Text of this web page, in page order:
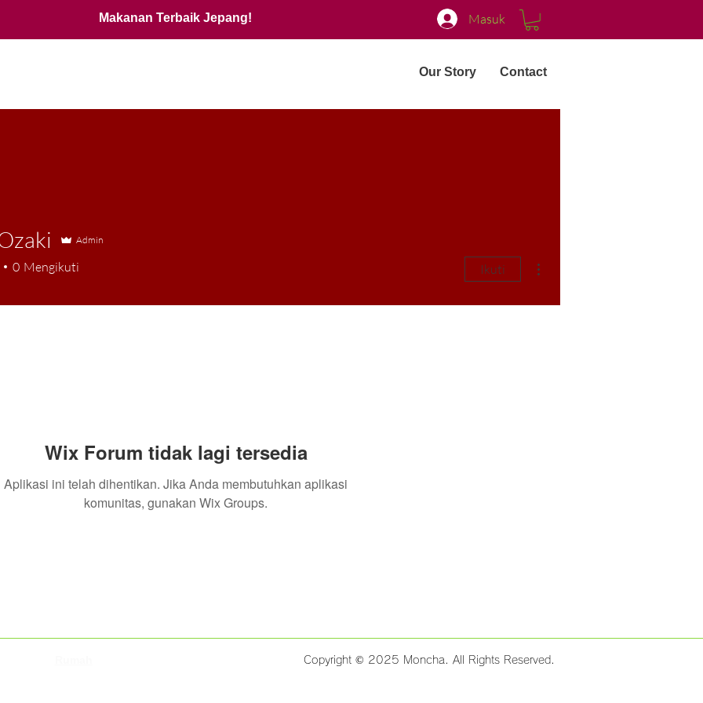
Makanan Terbaik Jepang! Masuk
Our Story Contact
Wix Forum tidak lagi tersedia
Aplikasi ini telah dihentikan. Jika Anda membutuhkan aplikasi
komunitas, gunakan Wix Groups.
Admin
0 Mengikuti Ikuti
Copyright © 2025 Moncha. All Rights Reserved.